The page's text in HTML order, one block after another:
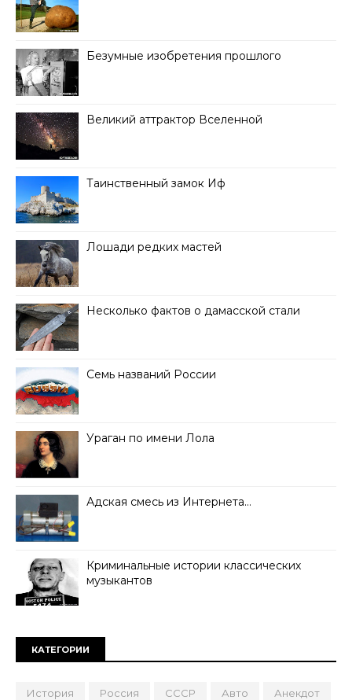
Безумные изобретения прошлого
Великий аттрактор Вселенной
Таинственный замок Иф
Лошади редких мастей
Несколько фактов о дамасской стали
Семь названий России
Ураган по имени Лола
Адская смесь из Интернета…
Криминальные истории классических
музыкантов
КАТЕГОРИИ
История Россия СССР Авто Анекдот